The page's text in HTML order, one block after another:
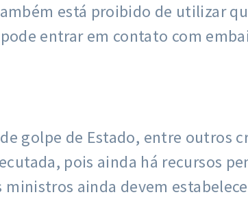
está proibido de utilizar
entrar em contato com
golpe de Estado, entre outros
pois ainda há recursos
ainda devem